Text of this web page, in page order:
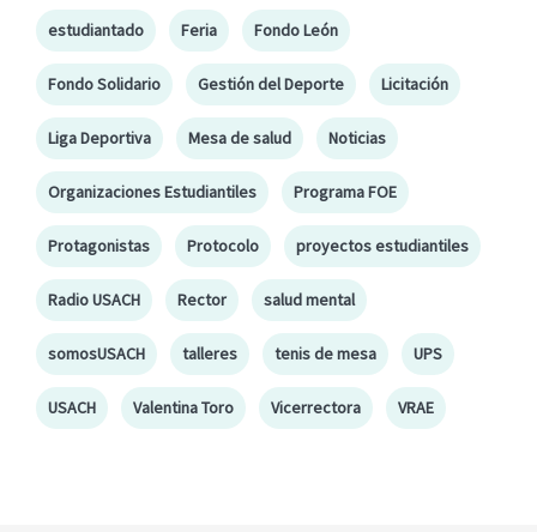
estudiantado Feria Fondo León
Fondo Solidario Gestión del Deporte Licitación
Liga Deportiva Mesa de salud Noticias
Organizaciones Estudiantiles Programa FOE
Protagonistas Protocolo proyectos estudiantiles
Radio USACH Rector salud mental
somosUSACH talleres tenis de mesa UPS
USACH Valentina Toro Vicerrectora VRAE